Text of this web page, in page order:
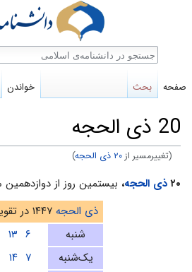
20 ذی الحجه
(تغییرمسیر از۲۰ ذی الحجه )
پرش
پرش
۲۰ ذی الحجه، بیستمین روز از دوازدهمین
ذی الحجه ۱۴۴۷ در تقویم ایران
شنبه
۶ ۱۳
یک‌شنبه
۷ ۱۴
صفحه بحث خواندن
جستجو